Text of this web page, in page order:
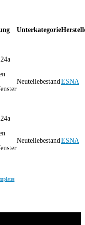
Unterkategorie
Neuteilebestand ESNA
Neuteilebestand ESNA